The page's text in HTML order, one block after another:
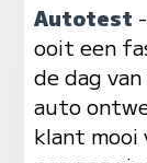
Autotest
ooit een
de dag
auto
klant mooi